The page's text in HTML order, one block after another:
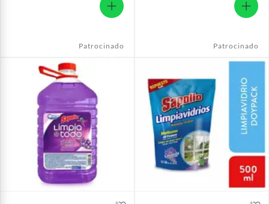
Patrocinado Patrocinado